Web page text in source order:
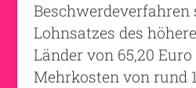
Beschwerdeverfahren
Lohnsatzes des
Länder von 65,20
Mehrkosten von rund